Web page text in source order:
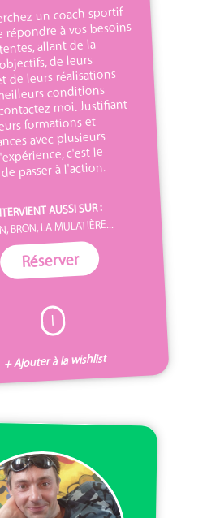
un coach sportif
répondre à vos besoins
allant de la
de leurs
de leurs réalisations
conditions
moi. Justifiant
formations et
avec plusieurs
c'est le
passer à l'action.
AUSSI SUR :
BRON, LA MULATIÈRE...
Réserver
I
+ Ajouter à la wishlist